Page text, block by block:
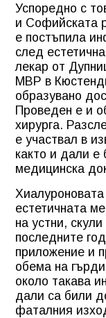
Успоредно с
и Софийската
е постъпила
след
лекар от
МВР в
образувано
Проведен е и
хирурга.
е участвал в
както и дали
медицинска
естетичната
на устни,
последните
приложение и
обема на
около такава
дали са били
фаталния